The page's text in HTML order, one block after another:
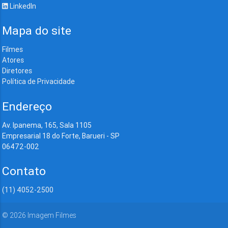
LinkedIn
Mapa do site
Filmes
Atores
Diretores
Política de Privacidade
Endereço
Av. Ipanema, 165, Sala 1105
Empresarial 18 do Forte, Barueri - SP
06472-002
Contato
(11) 4052-2500
© 2026 Imagem Filmes